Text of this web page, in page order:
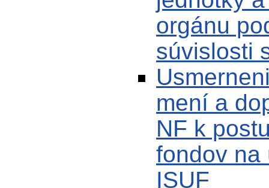
orgánu
súvislosti
mení a
NF k
fondov na
ISUF